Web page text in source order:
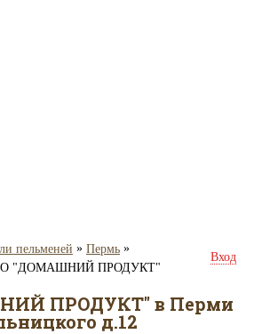
пельменей » Пермь »
"ДОМАШНИЙ ПРОДУКТ"
Вход
ПРОДУКТ" в Перми
д.12